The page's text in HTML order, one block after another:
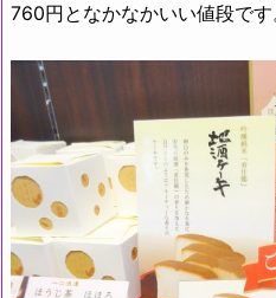
760円となかなかいい値段です